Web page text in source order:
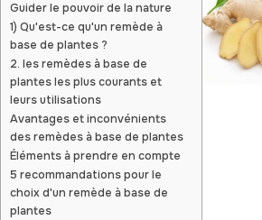
Guider le pouvoir de la nature
1) Qu'est-ce qu'un remède à
base de plantes ?
2. les remèdes à base de
plantes les plus courants et
leurs utilisations
Avantages et inconvénients
des remèdes à base de plantes
Éléments à prendre en compte
5 recommandations pour le
choix d'un remède à base de
plantes